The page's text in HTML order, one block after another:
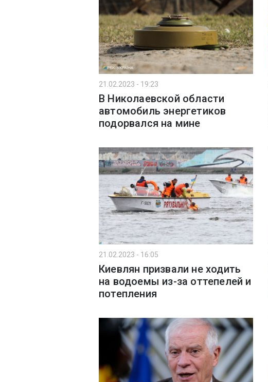
21.02.2023 - 19:23
В Николаевской области
автомобиль энергетиков
подорвался на мине
21.02.2023 - 16:05
Киевлян призвали не ходить
на водоемы из-за оттепелей и
потепления